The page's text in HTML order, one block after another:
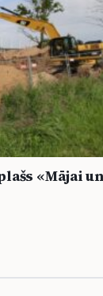
«Mājai un